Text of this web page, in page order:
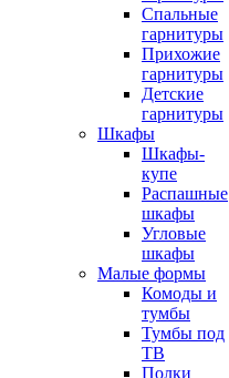
Спальные
гарнитуры
Прихожие
гарнитуры
Детские
гарнитуры
Шкафы
Шкафы-
купе
Распашные
шкафы
Угловые
шкафы
Малые формы
Комоды и
тумбы
Тумбы под
ТВ
Полки